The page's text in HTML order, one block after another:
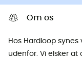
Om os
Hos Hardloop
udenfor. Vi elsker